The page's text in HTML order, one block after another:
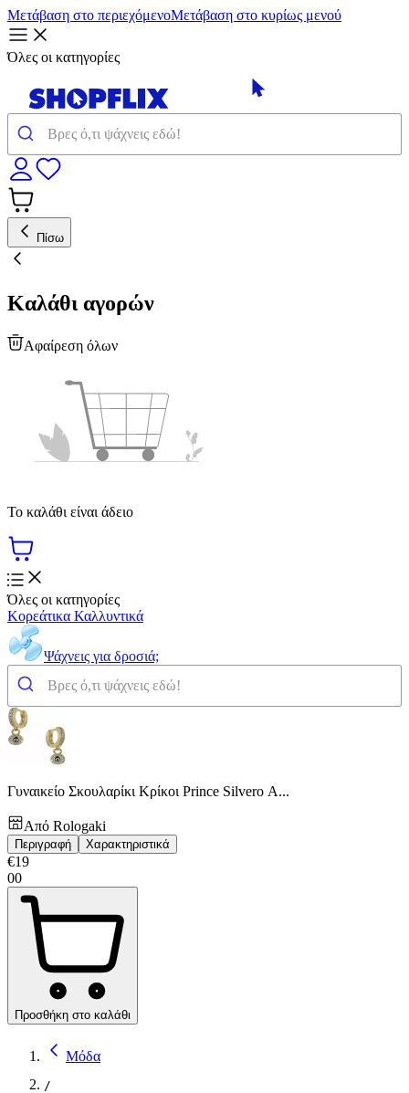
Μετάβαση στο περιεχόμενοΜετάβαση στο κυρίως μενού
Όλες οι κατηγορίες
Πίσω
Καλάθι αγορών
Αφαίρεση όλων
Το καλάθι είναι άδειο
Όλες οι κατηγορίες
Κορεάτικα Καλλυντικά
Ψάχνεις για δροσιά;
Γυναικείο Σκουλαρίκι Κρίκοι Prince Silvero Α...
Από Rologaki
Περιγραφή Χαρακτηριστικά
€19
00
Προσθήκη στο καλάθι
Μόδα
/